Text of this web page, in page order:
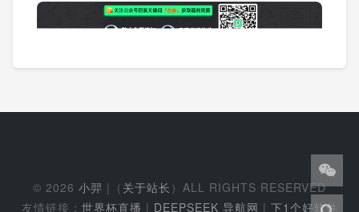
© 2026 小羿 |（ 关于站长 ）ALL RIGHTS RESERVED
友情链接： 世界杯直播 | DEEPSEEK 导航网 | 下1个好软件